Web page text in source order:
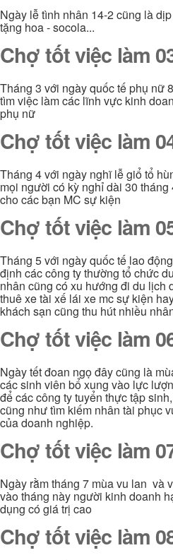
Ngày lễ tình nhân 14-2 cũng là
tặng hoa - socola...
Chợ tốt việc làm
Tháng 3 với ngày quốc tế phụ nữ
tìm việc làm các lĩnh vực kinh
phụ nữ
Chợ tốt việc làm
Tháng 4 với ngày nghĩ lễ giổ tổ
mọi người có kỳ nghỉ dài 30
cho các bạn MC sự kiện
Chợ tốt việc làm
Tháng 5 với ngày quốc tế lao
định các công ty thường tổ chức
nhân cũng có xu hướng đi du lịch
thuê xe tài xế lái xe mc sự kiện
khách sạn cũng thu hút nhiều
Chợ tốt việc làm
Ngày tết đoan ngọ đây cũng là
các sinh viên bổ xung vào lực
để các công ty tuyển thực tập
cũng như tìm kiếm nhân tài phục
của doanh nghiệp.
Chợ tốt việc làm
Ngày rằm tháng 7 mùa vu lan và
vào tháng này người kinh doanh
dụng có giá trị cao
Chợ tốt việc làm